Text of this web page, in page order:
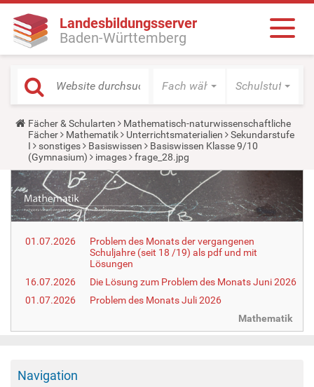
Landesbildungsserver
Baden-Württemberg
Fach wählen Schulstufe
Y
o
u
a
r
e
h
e
r
e
Fächer & Schularten
Mathematisch-naturwissenschaftliche
Fächer
Mathematik Unterrichtsmaterialien
Sekundarstufe
I
sonstiges Basiswissen
Basiswissen Klasse 9/10
(Gymnasium)
images frage_28.jpg
01.07.2026
Problem des Monats der vergangenen
Schuljahre (seit 18 /19) als pdf und mit
Lösungen
16.07.2026
Die Lösung zum Problem des Monats Juni 2026
01.07.2026
Problem des Monats Juli 2026
Mathematik
Navigation